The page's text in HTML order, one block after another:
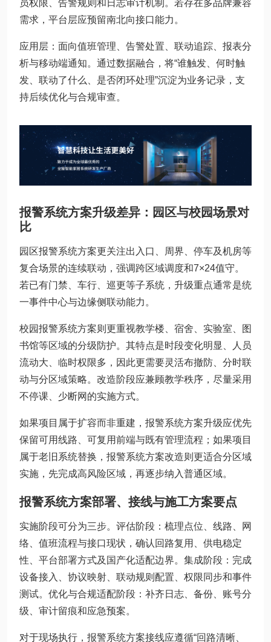
员权限、告警规则和日志审计机制。若存在多品牌兼容
需求，平台层应预留南北向接口能力。
应用层：面向值班管理、告警处置、联动追踪、报表分
析与移动端通知。通过数据融合，将“谁触发、何时触
发、联动了什么、是否闭环处理”沉淀为业务记录，支
持后续优化与合规审查。
报警系统方案升级差异：园区与校园场景对
比
园区报警系统方案更关注出入口、周界、停车及机房等
复合场景的连续联动，强调跨区域调度和7×24值守。
若已有门禁、车行、巡更等子系统，升级重点通常是统
一事件中心与边缘侧联动能力。
校园报警系统方案则更重视教学楼、宿舍、实验室、图
书馆等区域的分级防护。其特点是时段变化明显、人员
流动大、临时权限多，因此更需要灵活布撤防、分时联
动与分区域策略。改造阶段应兼顾教学秩序，尽量采用
不停课、少断网的实施方式。
如果项目属于扩容而非重建，报警系统方案升级应优先
保留可用线路、可复用前端与既有管理流程；如果项目
属于老旧系统替换，报警系统方案改造则更适合分区域
实施，先完成高风险区域，再逐步纳入普通区域。
报警系统方案部署、接线与施工方案要点
实施阶段可分为三步。评估阶段：梳理点位、线路、网
络、值班流程与接口现状，确认回路复用、供电稳定
性、平台部署方式及国产化适配边界。集成阶段：完成
设备接入、协议映射、联动规则配置、权限同步和事件
测试。优化与合规适配阶段：补齐日志、备份、账号分
级、审计留痕和应急预案。
对于现场执行，报警系统方案接线应遵循“回路清晰、